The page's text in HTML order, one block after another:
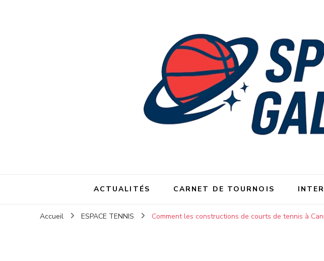
ACTUALITÉS CARNET DE TOURNOIS
Accueil ESPACE TENNIS Comment les constructions de courts de tennis à